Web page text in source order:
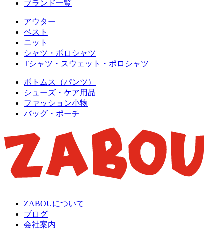
ブランド一覧
アウター
ベスト
ニット
シャツ・ポロシャツ
Tシャツ・スウェット・ポロシャツ
ボトムス（パンツ）
シューズ・ケア用品
ファッション小物
バッグ・ポーチ
ZABOUについて
ブログ
会社案内